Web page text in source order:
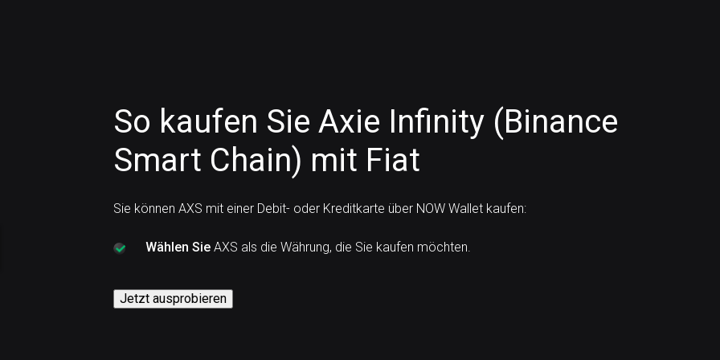
So kaufen Sie Axie Infinity (Binance
Smart Chain) mit Fiat
Sie können AXS mit einer Debit- oder Kreditkarte über NOW Wallet kaufen:
Wählen SieAXS als die Währung, die Sie kaufen möchten.
Jetzt ausprobieren